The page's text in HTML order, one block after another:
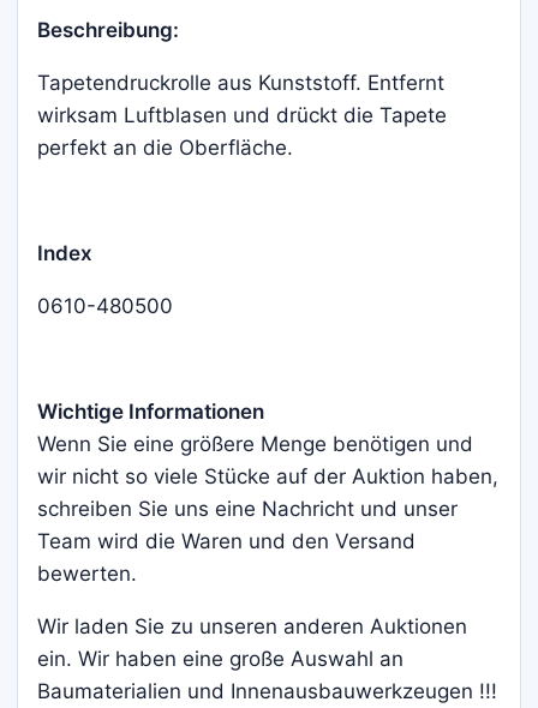
Beschreibung:
Tapetendruckrolle aus Kunststoff. Entfernt
wirksam Luftblasen und drückt die Tapete
perfekt an die Oberfläche.
Index
0610-480500
Wichtige Informationen
Wenn Sie eine größere Menge benötigen und
wir nicht so viele Stücke auf der Auktion haben,
schreiben Sie uns eine Nachricht und unser
Team wird die Waren und den Versand
bewerten.
Wir laden Sie zu unseren anderen Auktionen
ein. Wir haben eine große Auswahl an
Baumaterialien und Innenausbauwerkzeugen !!!